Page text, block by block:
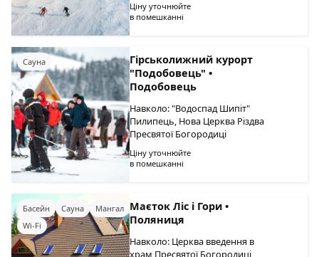
Ціну уточнюйте
в помешканні
Сауна
Гірськолижний курорт
"Подобовець" •
Подобовець
Навколо: "Водоспад Шипіт"
Пилипець, Нова Церква Різдва
Пресвятої Богородиці
Ціну уточнюйте
в помешканні
Басейн Сауна
Мангал
Wi-Fi
Маєток Ліс і Гори •
Поляниця
Навколо: Церква введення в
храм Пресвятої Богородиці